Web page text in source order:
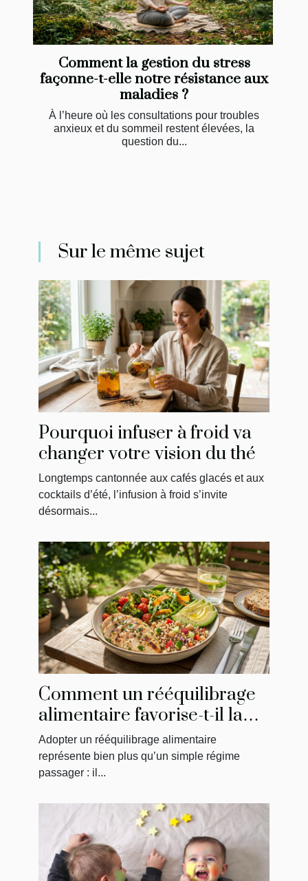
Comment la gestion du stress
façonne-t-elle notre résistance aux
maladies ?
À l’heure où les consultations pour troubles
anxieux et du sommeil restent élevées, la
question du...
Sur le même sujet
Pourquoi infuser à froid va
changer votre vision du thé
Longtemps cantonnée aux cafés glacés et aux
cocktails d’été, l’infusion à froid s’invite
désormais...
Comment un rééquilibrage
alimentaire favorise-t-il la
perte de poids ?
Adopter un rééquilibrage alimentaire
représente bien plus qu’un simple régime
passager : il...